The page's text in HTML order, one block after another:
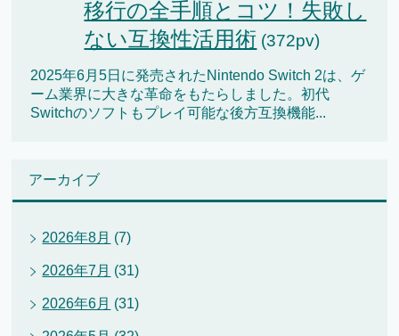
移行の全手順とコツ！失敗し
ない互換性活用術 (372pv)
2025年6月5日に発売されたNintendo Switch 2は、ゲ
ーム業界に大きな革命をもたらしました。初代
Switchのソフトもプレイ可能な後方互換機能...
アーカイブ
2026年8月 (7)
2026年7月 (31)
2026年6月 (31)